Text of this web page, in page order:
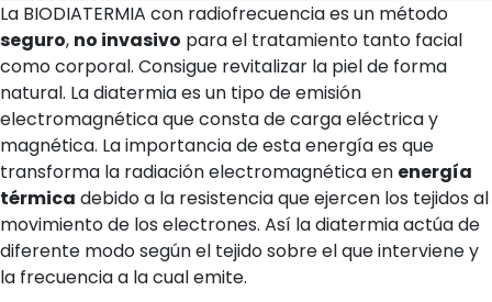
La BIODIATERMIA con radiofrecuencia es un método
seguro, no invasivo para el tratamiento tanto facial
como corporal. Consigue revitalizar la piel de forma
natural. La diatermia es un tipo de emisión
electromagnética que consta de carga eléctrica y
magnética. La importancia de esta energía es que
transforma la radiación electromagnética en energía
térmica debido a la resistencia que ejercen los tejidos al
movimiento de los electrones. Así la diatermia actúa de
diferente modo según el tejido sobre el que interviene y
la frecuencia a la cual emite.